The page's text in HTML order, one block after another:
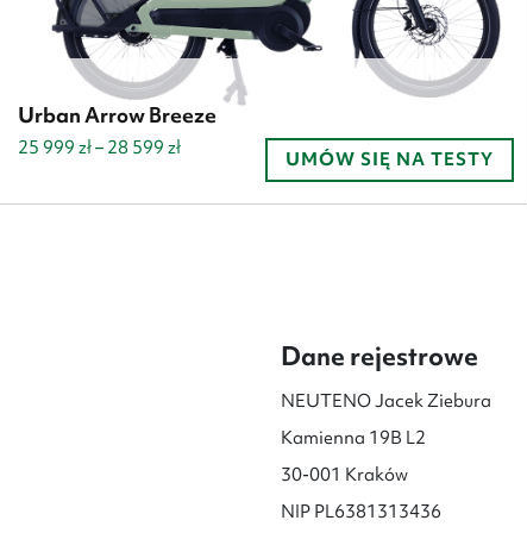
Urban Arrow Breeze
25 999 zł– 28 599 złZakres
UMÓW SIĘ NA TESTY
Dane rejestrowe
NEUTENO Jacek Ziebura
Kamienna 19B L2
30-001 Kraków
NIP PL6381313436